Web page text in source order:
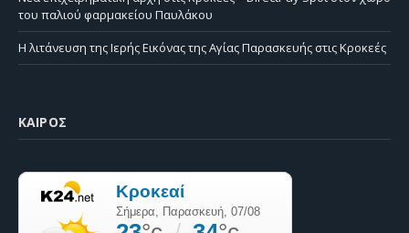
του παλιού φαρμακείου Παυλάκου
Η λιτάνευση της Ιερής Εικόνας της Αγίας Παρασκευής στις Κροκεές
ΚΑΙΡΌΣ